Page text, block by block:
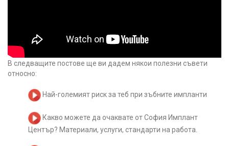
В следващите постове ще ви дадем някои полезни съвети
относно:
Най-големият риск за теб при зъбните импланти
Какво можете да очаквате от София Имплант
Център? Материали, услуги, стандарти на работа.